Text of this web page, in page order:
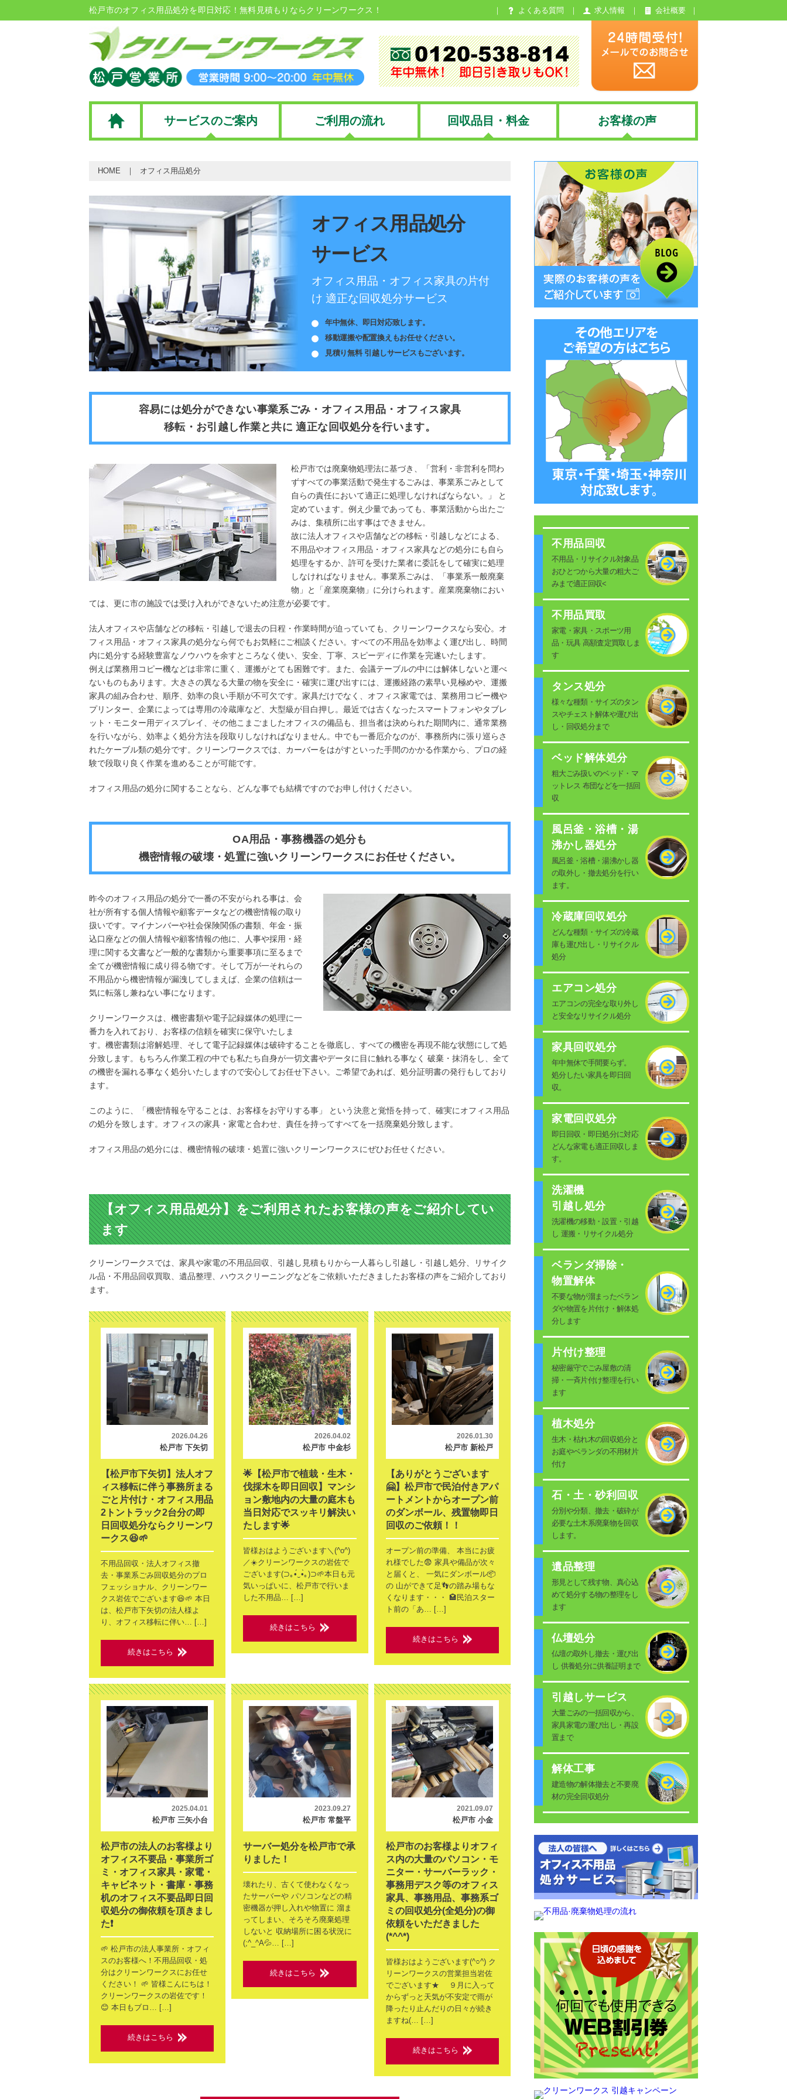
松戸市のオフィス用品処分を即日対応！無料見積もりならクリーンワークス！ よくある質問 求人情報 会社概要
サービスのご案内 ご利用の流れ 回収品目・料金 お客様の声
HOME オフィス用品処分
オフィス用品処分
サービス
オフィス用品・オフィス家具の片付
け 適正な回収処分サービス
年中無休、即日対応致します。
移動運搬や配置換えもお任せください。
見積り無料 引越しサービスもございます。
容易には処分ができない事業系ごみ・オフィス用品・オフィス家具
移転・お引越し作業と共に 適正な回収処分を行います。
松戸市では廃棄物処理法に基づき、「営利・非営利を問わ
ずすべての事業活動で発生するごみは、事業系ごみとして
自らの責任において適正に処理しなければならない。」 と
定めています。例え少量であっても、事業活動から出たご
みは、集積所に出す事はできません。
故に法人オフィスや店舗などの移転・引越しなどによる、
不用品やオフィス用品・オフィス家具などの処分にも自ら
処理をするか、許可を受けた業者に委託をして確実に処理
しなければなりません。事業系ごみは、「事業系一般廃棄
物」と「産業廃棄物」に分けられます。産業廃棄物におい
ては、更に市の施設では受け入れができないため注意が必要です。
法人オフィスや店舗などの移転・引越しで退去の日程・作業時間が迫っていても、クリーンワークスなら安心。オ
フィス用品・オフィス家具の処分なら何でもお気軽にご相談ください。すべての不用品を効率よく運び出し、時間
内に処分する経験豊富なノウハウを余すところなく使い、安全、丁寧、スピーディに作業を完遂いたします。
例えば業務用コピー機などは非常に重く、運搬がとても困難です。また、会議テーブルの中には解体しないと運べ
ないものもあります。大きさの異なる大量の物を安全に・確実に運び出すには、運搬経路の素早い見極めや、運搬
家具の組み合わせ、順序、効率の良い手順が不可欠です。家具だけでなく、オフィス家電では、業務用コピー機や
プリンター、企業によっては専用の冷蔵庫など、大型級が目白押し。最近では古くなったスマートフォンやタブレ
ット・モニター用ディスプレイ、その他こまごましたオフィスの備品も、担当者は決められた期間内に、通常業務
を行いながら、効率よく処分方法を段取りしなければなりません。中でも一番厄介なのが、事務所内に張り巡らさ
れたケーブル類の処分です。クリーンワークスでは、カーバーをはがすといった手間のかかる作業から、プロの経
験で段取り良く作業を進めることが可能です。
オフィス用品の処分に関することなら、どんな事でも結構ですのでお申し付けください。
OA用品・事務機器の処分も
機密情報の破壊・処置に強いクリーンワークスにお任せください。
昨今のオフィス用品の処分で一番の不安がられる事は、会
社が所有する個人情報や顧客データなどの機密情報の取り
扱いです。マイナンバーや社会保険関係の書類、年金・振
込口座などの個人情報や顧客情報の他に、人事や採用・経
理に関する文書など一般的な書類から重要事項に至るまで
全てが機密情報に成り得る物です。そして万が一それらの
不用品から機密情報が漏洩してしまえば、企業の信頼は一
気に転落し兼ねない事になります。
クリーンワークスは、機密書類や電子記録媒体の処理に一
番力を入れており、お客様の信頼を確実に保守いたしま
す。機密書類は溶解処理、そして電子記録媒体は破砕することを徹底し、すべての機密を再現不能な状態にして処
分致します。もちろん作業工程の中でも私たち自身が一切文書やデータに目に触れる事なく 破棄・抹消をし、全て
の機密を漏れる事なく処分いたしますので安心してお任せ下さい。ご希望であれば、処分証明書の発行もしており
ます。
このように、「機密情報を守ることは、お客様をお守りする事」 という決意と覚悟を持って、確実にオフィス用品
の処分を致します。オフィスの家具・家電と合わせ、責任を持ってすべてを一括廃棄処分致します。
オフィス用品の処分には、機密情報の破壊・処置に強いクリーンワークスにぜひお任せください。
【オフィス用品処分】をご利用されたお客様の声をご紹介してい
ます
クリーンワークスでは、家具や家電の不用品回収、引越し見積もりから一人暮らし引越し・引越し処分、リサイク
ル品・不用品回収買取、遺品整理、ハウスクリーニングなどをご依頼いただきましたお客様の声をご紹介しており
ます。
2026.04.26
松戸市 下矢切
【松戸市下矢切】法人オフ
ィス移転に伴う事務所まる
ごと片付け・オフィス用品
2トントラック2台分の即
日回収処分ならクリーンワ
ークス😆🌱
不用品回収・法人オフィス撤
去・事業系ごみ回収処分のプロ
フェッショナル、クリーンワー
クス岩佐でございます😆🌱 本日
は、松戸市下矢切の法人様よ
り、オフィス移転に伴い… […]
続きはこちら
2026.04.02
松戸市 中金杉
🌟【松戸市で植栽・生木・
伐採木を即日回収】マンシ
ョン敷地内の大量の庭木も
当日対応でスッキリ解決い
たします🌟
皆様おはようございます＼(^o^)
／☀️クリーンワークスの岩佐で
ございます(⁠⊃⁠｡⁠•́⁠‿⁠•̀⁠｡⁠)⁠⊃🌱本日も元
気いっぱいに、松戸市で行いま
した不用品… […]
続きはこちら
2026.01.30
松戸市 新松戸
【ありがとうございます
🤗】松戸市で民泊付きアパ
ートメントからオープン前
のダンボール、残置物即日
回収のご依頼！！
オープン前の準備、 本当にお疲
れ様でした😨 家具や備品が次々
と届くと、 一気にダンボール📦
の 山ができて足👣の踏み場もな
くなります・・・ 🏩民泊スター
ト前の「あ… […]
続きはこちら
2025.04.01
松戸市 三矢小台
松戸市の法人のお客様より
オフィス不要品・事業所ゴ
ミ・オフィス家具・家電・
キャビネット・書庫・事務
机のオフィス不要品即日回
収処分の御依頼を頂きまし
た❗
🌱 松戸市の法人事業所・オフィ
スのお客様へ！不用品回収・処
分はクリーンワークスにお任せ
ください！ 🌱 皆様こんにちは！
クリーンワークスの岩佐です！
😊 本日もブロ… […]
続きはこちら
2023.09.27
松戸市 常盤平
サーバー処分を松戸市で承
りました！
壊れたり、古くて使わなくなっ
たサーバーや パソコンなどの精
密機器が押し入れや物置に 溜ま
ってしまい、そろそろ廃棄処理
しないと 収納場所に困る状況に
(;^_^A💦… […]
続きはこちら
2021.09.07
松戸市 小金
松戸市のお客様よりオフィ
ス内の大量のパソコン・モ
ニター・サーバーラック・
事務用デスク等のオフィス
家具、事務用品、事務系ゴ
ミの回収処分(全処分)の御
依頼をいただきました
(*^^*)
皆様おはようございます(^○^) ク
リーンワークスの営業担当岩佐
でございます★ ９月に入って
からずっと天気が不安定で雨が
降ったり止んだりの日々が続き
ますね(… […]
続きはこちら
不用品回収
不用品・リサイクル対象品
おひとつから大量の粗大ご
みまで適正回収<
不用品買取
家電・家具・スポーツ用
品・玩具 高額査定買取しま
す
タンス処分
様々な種類・サイズのタン
スやチェスト解体や運び出
し・回収処分まで
ベッド解体処分
粗大ごみ扱いのベッド・マ
ットレス 布団などを一括回
収
風呂釜・浴槽・湯
沸かし器処分
風呂釜・浴槽・湯沸かし器
の取外し・撤去処分を行い
ます。
冷蔵庫回収処分
どんな種類・サイズの冷蔵
庫も運び出し・リサイクル
処分
エアコン処分
エアコンの完全な取り外し
と安全なリサイクル処分
家具回収処分
年中無休で手間要らず。
処分したい家具を即日回
収。
家電回収処分
即日回収・即日処分に対応
どんな家電も適正回収しま
す。
洗濯機
引越し処分
洗濯機の移動・設置・引越
し 運搬・リサイクル処分
ベランダ掃除・
物置解体
不要な物が溜まったベラン
ダや物置を片付け・解体処
分します
片付け整理
秘密厳守でごみ屋敷の清
掃・一斉片付け整理を行い
ます
植木処分
生木・枯れ木の回収処分と
お庭やベランダの不用材片
付け
石・土・砂利回収
分別や分類、撤去・破砕が
必要な土木系廃棄物を回収
します。
遺品整理
形見として残す物、真心込
めて処分する物の整理をし
ます
仏壇処分
仏壇の取外し撤去・運び出
し 供養処分に供養証明まで
引越しサービス
大量ごみの一括回収から、
家具家電の運び出し・再設
置まで
解体工事
建造物の解体撤去と不要廃
材の完全回収処分